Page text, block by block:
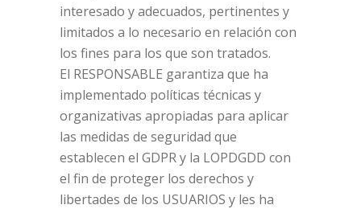
interesado y adecuados, pertinentes y
limitados a lo necesario en relación con
los fines para los que son tratados.
El RESPONSABLE garantiza que ha
implementado políticas técnicas y
organizativas apropiadas para aplicar
las medidas de seguridad que
establecen el GDPR y la LOPDGDD con
el fin de proteger los derechos y
libertades de los USUARIOS y les ha